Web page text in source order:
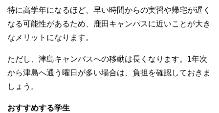
特に高学年になるほど、早い時間からの実習や帰宅が遅く
なる可能性があるため、鹿田キャンパスに近いことが大き
なメリットになります。
ただし、津島キャンパスへの移動は長くなります。1年次
から津島へ通う曜日が多い場合は、負担を確認しておきま
しょう。
おすすめする学生